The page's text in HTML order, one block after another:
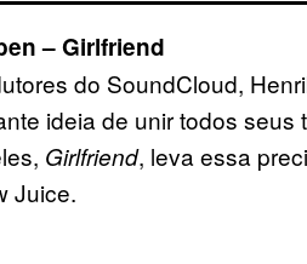
– Girlfriend
do SoundCloud,
ideia de unir todos
Girlfriend, leva essa
Juice.